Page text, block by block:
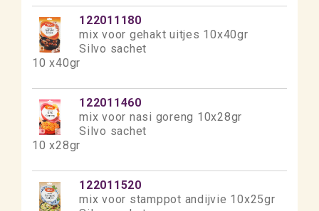
122011180
mix voor gehakt uitjes 10x40gr
Silvo sachet
10 x40gr
122011460
mix voor nasi goreng 10x28gr
Silvo sachet
10 x28gr
122011520
mix voor stamppot andijvie 10x25gr